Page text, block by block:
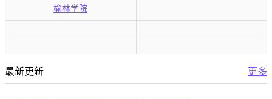
榆林学院
最新更新 更多